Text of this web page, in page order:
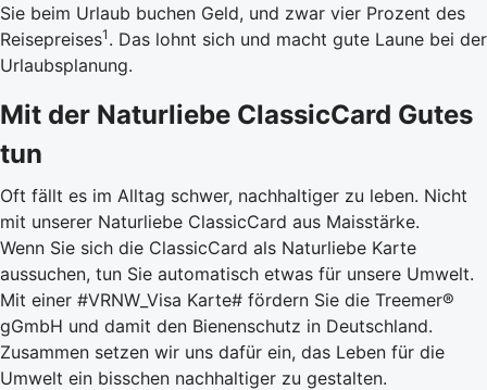
Sie beim Urlaub buchen Geld, und zwar vier Prozent des
Reisepreises1 . Das lohnt sich und macht gute Laune bei der
Urlaubsplanung.
Mit der Naturliebe ClassicCard Gutes
tun
Oft fällt es im Alltag schwer, nachhaltiger zu leben. Nicht
mit unserer Naturliebe ClassicCard aus Maisstärke.
Wenn Sie sich die ClassicCard als Naturliebe Karte
aussuchen, tun Sie automatisch etwas für unsere Umwelt.
Mit einer #VRNW_Visa Karte# fördern Sie die Treemer®
gGmbH und damit den Bienenschutz in Deutschland.
Zusammen setzen wir uns dafür ein, das Leben für die
Umwelt ein bisschen nachhaltiger zu gestalten.